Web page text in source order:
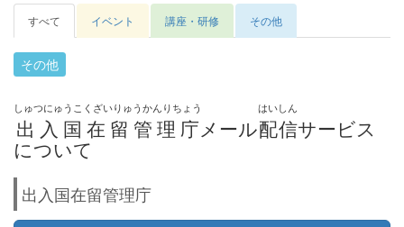
すべて イベント 講座・研修 その他
その他
出入国在留管理庁
しゅつにゅうこくざいりゅうかんりちょう
メール配信
はいしん
サービス
について
出入国在留管理庁